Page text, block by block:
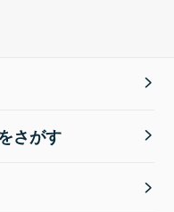
さがす